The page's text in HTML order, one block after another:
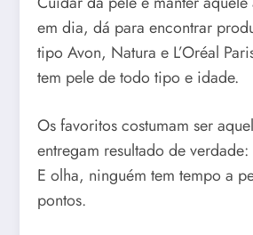
em dia, dá para encontrar
tipo Avon, Natura e L’Oréal
tem pele de todo tipo e idade.
Os favoritos costumam ser
entregam resultado de
E olha, ninguém tem tempo a
pontos.